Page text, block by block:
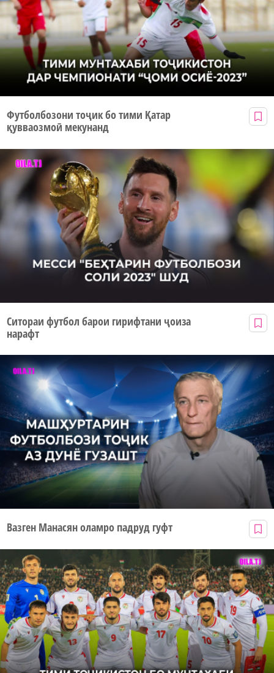
Футболбозони тоҷик бо тими Қатар
қувваозмоӣ мекунанд
Ситораи футбол барои гирифтани ҷоиза
нарафт
Вазген Манасян оламро падруд гуфт